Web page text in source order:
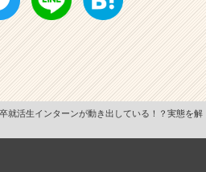
就活生インターンが動き出している！？実態を解